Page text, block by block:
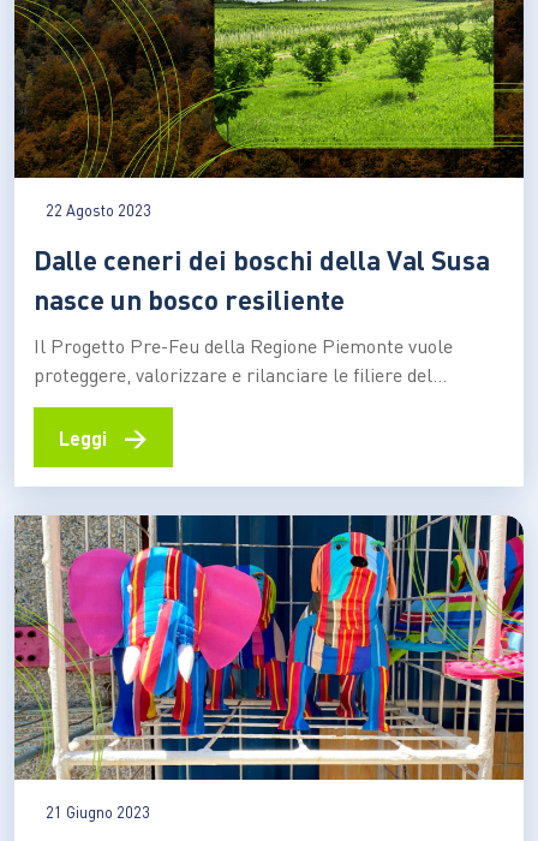
22 Agosto 2023
Dalle ceneri dei boschi della Val Susa
nasce un bosco resiliente
Il Progetto Pre-Feu della Regione Piemonte vuole
proteggere, valorizzare e rilanciare le filiere del
legno della Val Susa Era la metà di ottobre del 2017 e
Torino da giorni era oppressa da una fitta coltre di
Foehn, il vento caldo…
Leggi →
21 Giugno 2023